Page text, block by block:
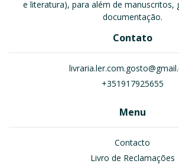
e literatura), para além de manuscritos,
documentação.
Contato
+351917925655
Menu
Contacto
Livro de Reclamações